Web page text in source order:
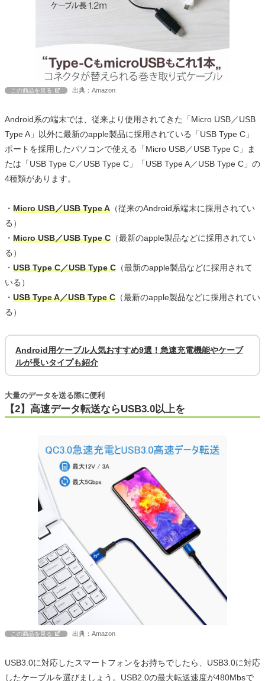
この商品を見る 出典：Amazon
Android系の端末では、従来より使用されてきた「Micro USB／USB
Type A」以外に最新のapple製品に採用されている「USB Type C」
ポートを採用したパソコンで使える「Micro USB／USB Type C」ま
たは「USB Type C／USB Type C」「USB Type A／USB Type C」の
4種類があります。
・ Micro USB／USB Type A （従来のAndroid系端末に採用されてい
る）
・ Micro USB／USB Type C （最新のapple製品などに採用されてい
る）
・ USB Type C／USB Type C （最新のapple製品などに採用されて
いる）
・ USB Type A／USB Type C （最新のapple製品などに採用されてい
る）
Android用ケーブル人気おすすめ9選！急速充電機能やケーブ
ルが長いタイプも紹介
【2】高速データ転送ならUSB3.0以上を
大量のデータを送る際に便利
この商品を見る 出典：Amazon
USB3.0に対応したスマートフォンをお持ちでしたら、USB3.0に対応
したケーブルを選びましょう。USB2.0の最大転送速度が480Mbsで